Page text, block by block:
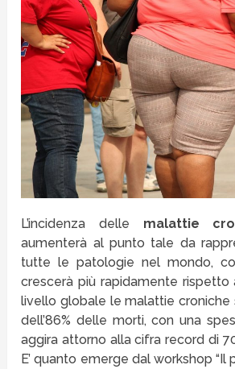
L’incidenza delle malattie
aumenterà al punto tale da
tutte le patologie nel mondo,
crescerà più rapidamente
livello globale le malattie croniche
dell’86% delle morti, con una
aggira attorno alla cifra record di
E’ quanto emerge dal workshop